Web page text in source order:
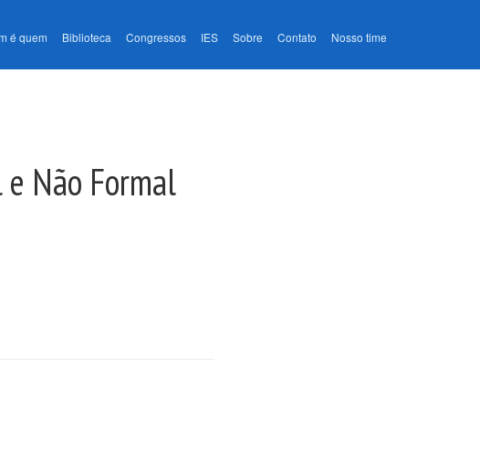
é quem Biblioteca Congressos IES Sobre Contato Nosso time
Não Formal